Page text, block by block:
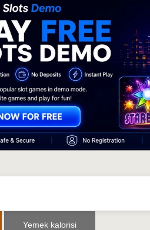
Yemek kalorisi